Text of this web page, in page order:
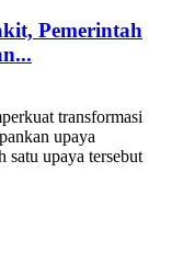
Pemerintah
transformasi
upaya
satu upaya tersebut